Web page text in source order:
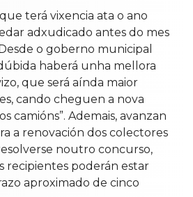
terá vixencia ata o ano
adxudicado antes do mes
o goberno municipal
haberá unha mellora
que será aínda maior
cando cheguen a nova
camións”. Ademais, avanzan
a renovación dos colectores
noutro concurso,
recipientes poderán estar
aproximado de cinco